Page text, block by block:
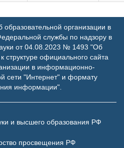
организации в
службы по надзору в
от 04.08.2023 № 1493 "Об
структуре официального сайта
в информационно-
сети "Интернет" и формату
информации".
и высшего образования РФ
просвещения РФ